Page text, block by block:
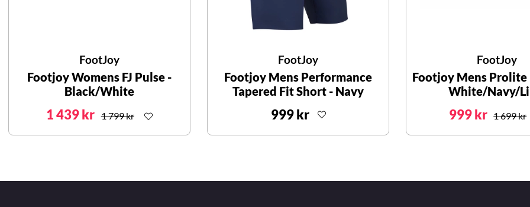
FootJoy
Footjoy Womens FJ Pulse -
Black/White
1 439 kr 1 799 kr
FootJoy
Footjoy Mens Performance
Tapered Fit Short - Navy
999 kr
FootJoy
Footjoy Mens Prolite
White/Navy/
999 kr 1 699 kr